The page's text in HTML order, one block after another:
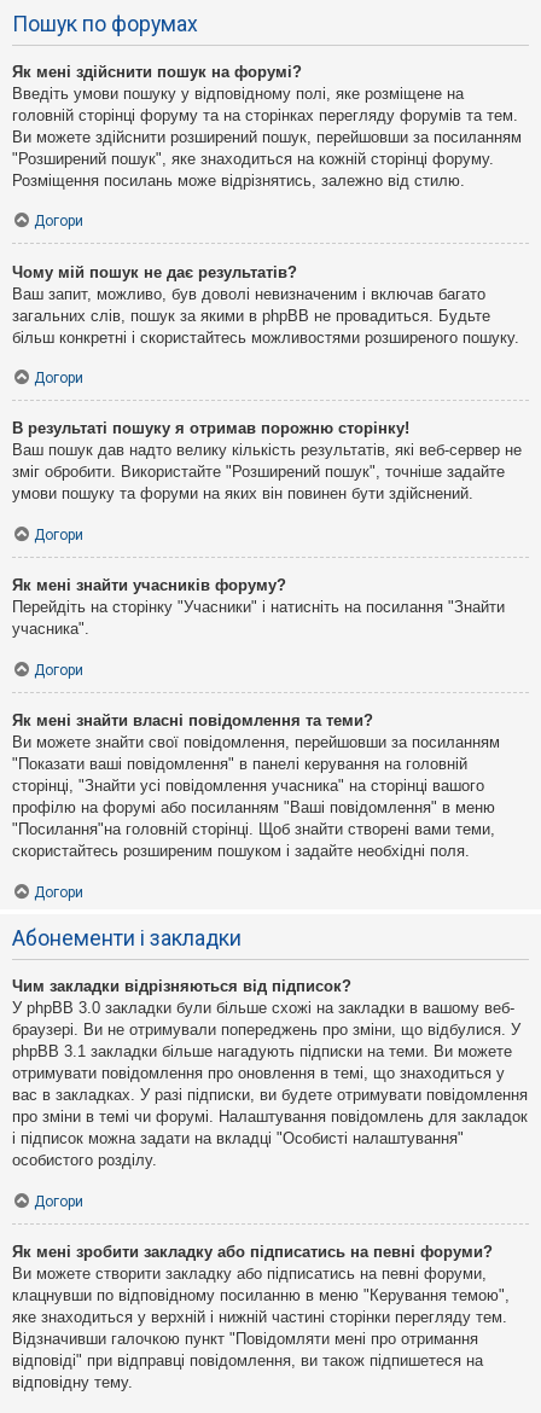
Пошук по форумах
Як мені здійснити пошук на форумі?
Введіть умови пошуку у відповідному полі, яке розміщене на
головній сторінці форуму та на сторінках перегляду форумів та тем.
Ви можете здійснити розширений пошук, перейшовши за посиланням
"Розширений пошук", яке знаходиться на кожній сторінці форуму.
Розміщення посилань може відрізнятись, залежно від стилю.
Догори
Чому мій пошук не дає результатів?
Ваш запит, можливо, був доволі невизначеним і включав багато
загальних слів, пошук за якими в phpBB не провадиться. Будьте
більш конкретні і скористайтесь можливостями розширеного пошуку.
Догори
В результаті пошуку я отримав порожню сторінку!
Ваш пошук дав надто велику кількість результатів, які веб-сервер не
зміг обробити. Використайте "Розширений пошук", точніше задайте
умови пошуку та форуми на яких він повинен бути здійснений.
Догори
Як мені знайти учасників форуму?
Перейдіть на сторінку "Учасники" і натисніть на посилання "Знайти
учасника".
Догори
Як мені знайти власні повідомлення та теми?
Ви можете знайти свої повідомлення, перейшовши за посиланням
"Показати ваші повідомлення" в панелі керування на головній
сторінці, "Знайти усі повідомлення учасника" на сторінці вашого
профілю на форумі або посиланням "Ваші повідомлення" в меню
"Посилання"на головній сторінці. Щоб знайти створені вами теми,
скористайтесь розширеним пошуком і задайте необхідні поля.
Догори
Абонементи і закладки
Чим закладки відрізняються від підписок?
У phpBB 3.0 закладки були більше схожі на закладки в вашому веб-
браузері. Ви не отримували попереджень про зміни, що відбулися. У
phpBB 3.1 закладки більше нагадують підписки на теми. Ви можете
отримувати повідомлення про оновлення в темі, що знаходиться у
вас в закладках. У разі підписки, ви будете отримувати повідомлення
про зміни в темі чи форумі. Налаштування повідомлень для закладок
і підписок можна задати на вкладці "Особисті налаштування"
особистого розділу.
Догори
Як мені зробити закладку або підписатись на певні форуми?
Ви можете створити закладку або підписатись на певні форуми,
клацнувши по відповідному посиланню в меню "Керування темою",
яке знаходиться у верхній і нижній частині сторінки перегляду тем.
Відзначивши галочкою пункт "Повідомляти мені про отримання
відповіді" при відправці повідомлення, ви також підпишетеся на
відповідну тему.